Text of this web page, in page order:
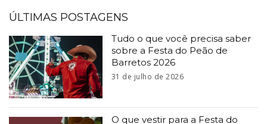
ÚLTIMAS POSTAGENS
Tudo o que você precisa saber
sobre a Festa do Peão de
Barretos 2026
31 de julho de 2026
O que vestir para a Festa do